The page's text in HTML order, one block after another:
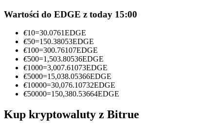
Zostań traderem kopiującym
Ciesz się podziałem zysków i prowizjami z kopiowania
transakcji
Wartości do EDGE z today 15:00
€10=30.0761EDGE
€50=150.38053EDGE
€100=300.76107EDGE
€500=1,503.80536EDGE
€1000=3,007.61073EDGE
€5000=15,038.05366EDGE
€10000=30,076.10732EDGE
€50000=150,380.53664EDGE
Kup kryptowaluty z Bitrue